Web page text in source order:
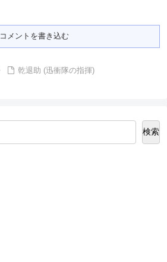
コメントを書き込む
乾退助 (迅衝隊の指揮)
検索